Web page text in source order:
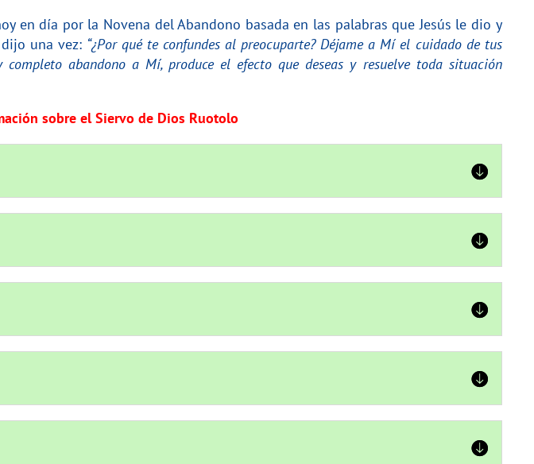
en día por la Novena del Abandono basada en las palabras que Jesús le dio y
una vez: “¿Por qué te confundes al preocuparte? Déjame a Mí el cuidado de tus
abandono a Mí, produce el efecto que deseas y resuelve toda situación
sobre el Siervo de Dios Ruotolo